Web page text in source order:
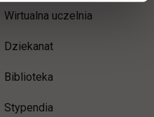
Wirtualna uczelnia
Dziekanat
Biblioteka
Stypendia